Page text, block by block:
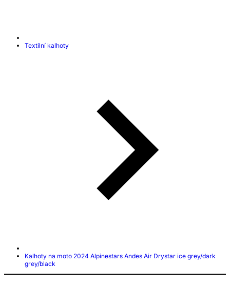
Textilní kalhoty
Kalhoty na moto 2024 Alpinestars Andes Air Drystar ice grey/dark
grey/black